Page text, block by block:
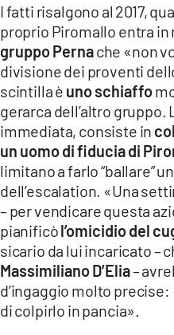
I fatti risalgono al 2017,
proprio Piromallo entra
gruppo Pernache «non
divisione dei proventi
scintilla è uno schiaffo
gerarca dell’altro gruppo.
immediata, consiste in
un uomo di fiducia di
limitano a farlo “ballare”
dell’escalation. «Una
– per vendicare questa
pianificòl’omicidio del
sicario da lui incaricato –
Massimiliano D’Elia–
d’ingaggio molto
di colpirlo in pancia».